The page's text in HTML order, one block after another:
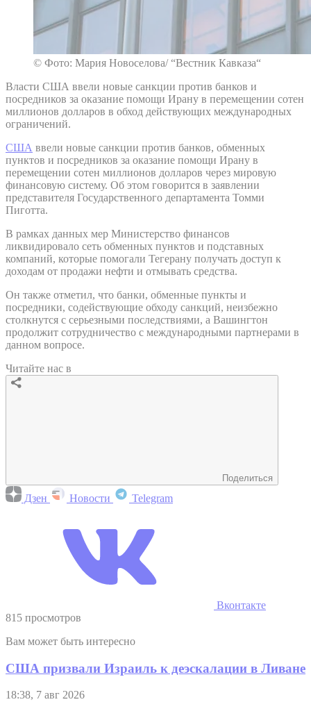
© Фото: Мария Новоселова/ “Вестник Кавказа“
Власти США ввели новые санкции против банков и
посредников за оказание помощи Ирану в перемещении сотен
миллионов долларов в обход действующих международных
ограничений.
США ввели новые санкции против банков, обменных
пунктов и посредников за оказание помощи Ирану в
перемещении сотен миллионов долларов через мировую
финансовую систему. Об этом говорится в заявлении
представителя Государственного департамента Томми
Пиготта.
В рамках данных мер Министерство финансов
ликвидировало сеть обменных пунктов и подставных
компаний, которые помогали Тегерану получать доступ к
доходам от продажи нефти и отмывать средства.
Он также отметил, что банки, обменные пункты и
посредники, содействующие обходу санкций, неизбежно
столкнутся с серьезными последствиями, а Вашингтон
продолжит сотрудничество с международными партнерами в
данном вопросе.
Читайте нас в
Поделиться
Дзен Новости Telegram
Вконтакте
815 просмотров
Вам может быть интересно
США призвали Израиль к деэскалации в Ливане
18:38, 7 авг 2026